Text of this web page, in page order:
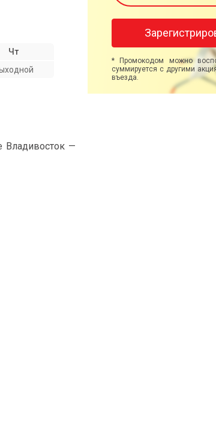
Чт
Владивосток —
* Промокодом можно
суммируется с другими
въезда.